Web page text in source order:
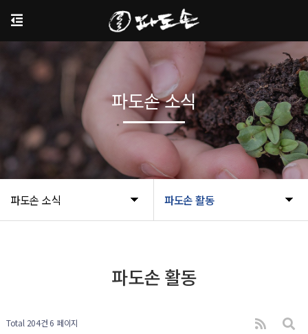
파도손 소식 파도손 활동
파도손 소식
파도손 활동
Total 204건 6 페이지